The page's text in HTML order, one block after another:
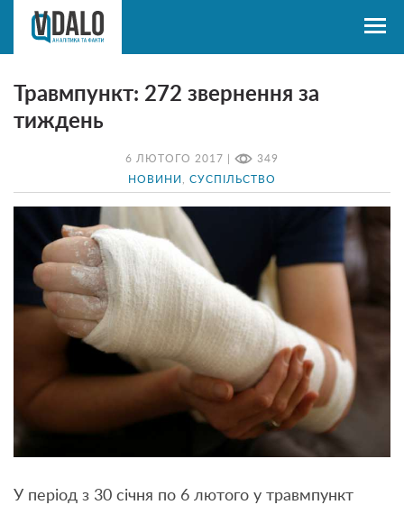
6 ЛЮТОГО 2017 | 349
НОВИНИ СУСПІЛЬСТВО
Травмпункт: 272 звернення за
тиждень
У період з 30 січня по 6 лютого у травмпункт